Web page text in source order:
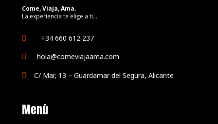
Come, Viaja, Ama.
La experiencia te elige a ti…
 +34 660 612 237
 hola@comeviajaama.com
 C/ Mar, 13 – Guardamar del Segura, Alicante
Menú